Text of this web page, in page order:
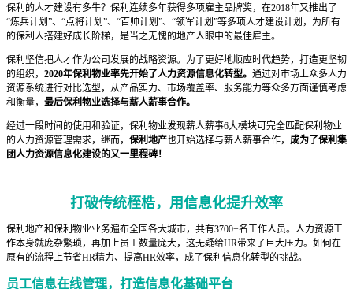
保利的人才建设有多牛？保利连续多年获得多项雇主品牌奖，在2018年又推出了
“炼兵计划”、“点将计划”、“百帅计划”、“领军计划”等多项人才建设计划，为所有
的保利人搭建好成长阶梯，是当之无愧的地产人眼中的最佳雇主。
保利坚信把人才作为公司发展的战略资源。为了更好地顺应时代趋势，打造更坚韧
的组织， 2020年保利物业率先开始了人力资源信息化转型。 通过对市场上众多人力
资源系统进行对比选型，从产品实力、市场覆盖率、服务能力等众多方面谨慎考虑
和衡量， 最后保利物业选择与薪人薪事合作。
经过一段时间的使用和验证，保利物业发现薪人薪事6大模块可完全匹配保利物业
的人力资源管理需求，继而， 保利地产也开始选择与薪人薪事合作， 成为了保利集
团人力资源信息化建设的又一里程碑！
打破传统桎梏，用信息化提升效率
保利地产和保利物业业务遍布全国各大城市，共有3700+名工作人员。人力资源工
作本身就庞杂繁琐，再加上员工数量庞大，这无疑给HR带来了巨大压力。如何在
原有的流程上节省HR精力、提高HR效率，成了保利信息化转型的挑战。
员工信息在线管理，打造信息化基础平台